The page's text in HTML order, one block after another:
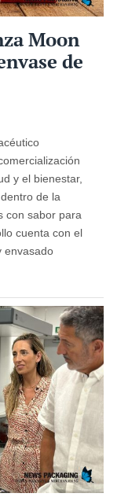
Moon
de
y el bienestar,
de la
con sabor para
cuenta con el
envasado